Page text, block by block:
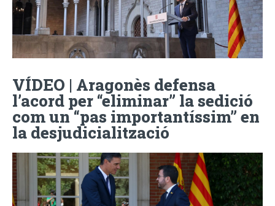
VÍDEO | Aragonès defensa
l’acord per “eliminar” la sedició
com un “pas importantíssim” en
la desjudicialització